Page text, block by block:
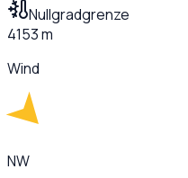
Nullgradgrenze
4153 m
Wind
NW